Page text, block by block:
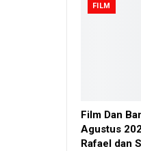
FILM
Film Dan
Agustus
Rafael dan